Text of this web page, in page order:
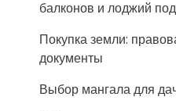
балконов и лоджий
Покупка земли:
документы
Выбор мангала для